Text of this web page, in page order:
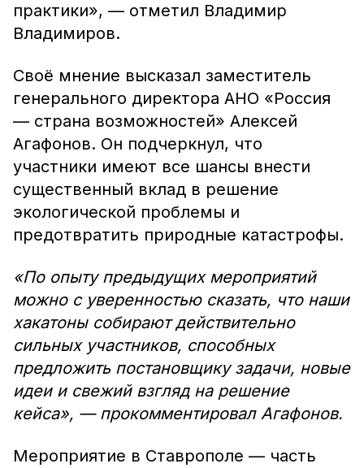
практики», — отметил Владимир
Владимиров.
Своё мнение высказал заместитель
генерального директора АНО «Россия
— страна возможностей» Алексей
Агафонов. Он подчеркнул, что
участники имеют все шансы внести
существенный вклад в решение
экологической проблемы и
предотвратить природные катастрофы.
«По опыту предыдущих мероприятий
можно с уверенностью сказать, что наши
хакатоны собирают действительно
сильных участников, способных
предложить постановщику задачи, новые
идеи и свежий взгляд на решение
кейса», — прокомментировал Агафонов.
Мероприятие в Ставрополе — часть